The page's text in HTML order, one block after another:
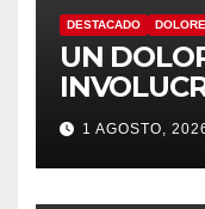
DESTACADO
UN
CON
1 AGOSTO,